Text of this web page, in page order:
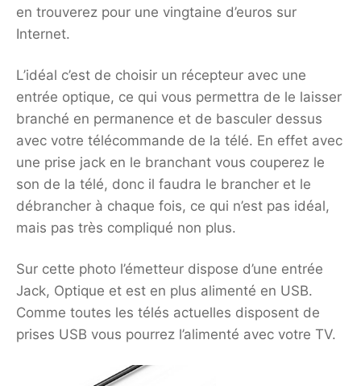
en trouverez pour une vingtaine d’euros sur
Internet.
L’idéal c’est de choisir un récepteur avec une
entrée optique, ce qui vous permettra de le laisser
branché en permanence et de basculer dessus
avec votre télécommande de la télé. En effet avec
une prise jack en le branchant vous couperez le
son de la télé, donc il faudra le brancher et le
débrancher à chaque fois, ce qui n’est pas idéal,
mais pas très compliqué non plus.
Sur cette photo l’émetteur dispose d’une entrée
Jack, Optique et est en plus alimenté en USB.
Comme toutes les télés actuelles disposent de
prises USB vous pourrez l’alimenté avec votre TV.